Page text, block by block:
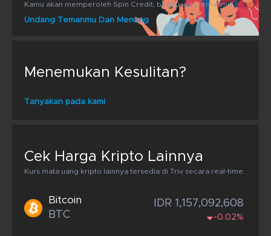
Kamu akan memperoleh Spin Credit, begitu juga temanmu!
Undang Temanmu Dan Menang
Menemukan Kesulitan?
Tanyakan pada kami
Cek Harga Kripto Lainnya
Kurs mata uang kripto lainnya tersedia di Triv secara real-time.
Bitcoin
BTC
IDR 1,157,092,608
-0.02%